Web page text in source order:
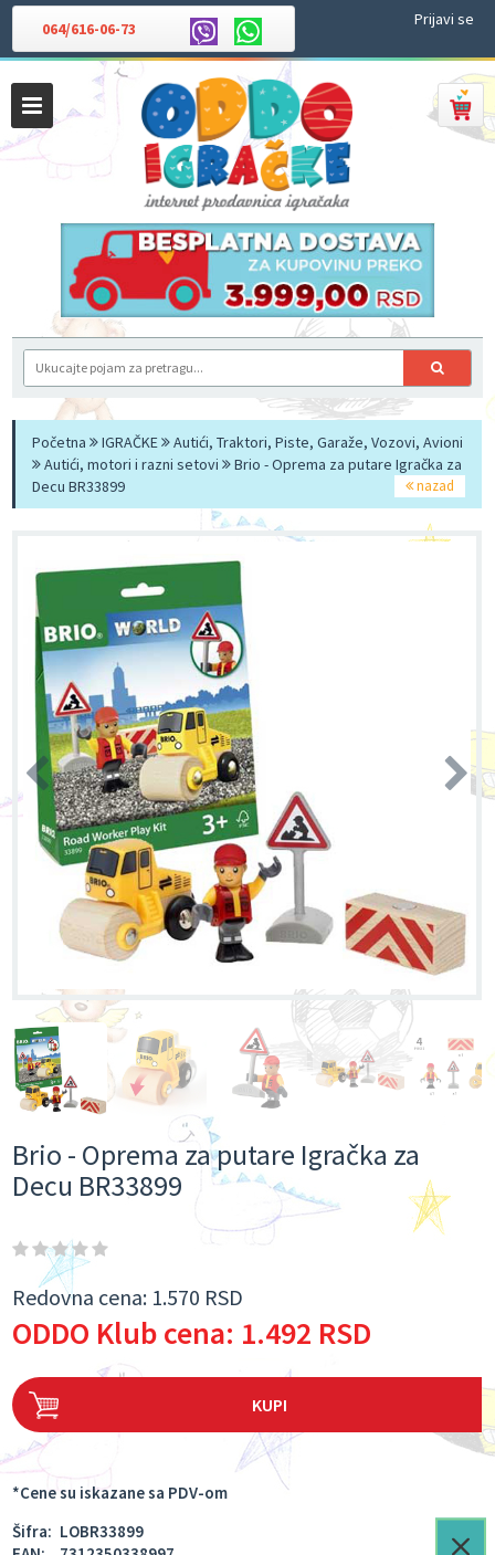
064/616-06-73 Prijavi se
Početna IGRAČKE
Autići, Traktori, Piste, Garaže, Vozovi, Avioni
Autići, motori i razni setovi
Brio - Oprema za putare Igračka za
Decu BR33899
nazad
Brio - Oprema za putare Igračka za
Decu BR33899
Redovna cena: 1.570 RSD
ODDO Klub cena: 1.492 RSD
KUPI
*Cene su iskazane sa PDV-om
Šifra: LOBR33899